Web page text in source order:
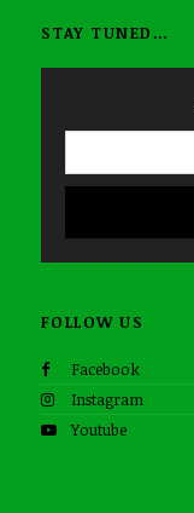
STAY TUNED…
FOLLOW US
Facebook
Instagram
Youtube